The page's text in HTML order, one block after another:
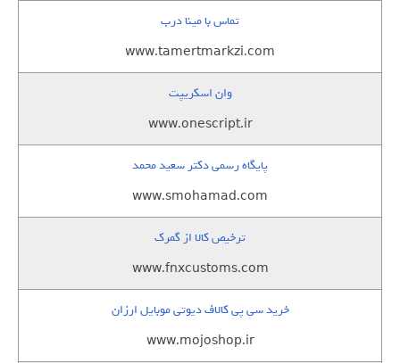
تماس با مینا درب
www.tamertmarkzi.com
وان اسکریپت
www.onescript.ir
پایگاه رسمی دکتر سعید محمد
www.smohamad.com
ترخیص کالا از گمرک
www.fnxcustoms.com
خرید سی پی کالاف دیوتی موبایل ارزان
www.mojoshop.ir